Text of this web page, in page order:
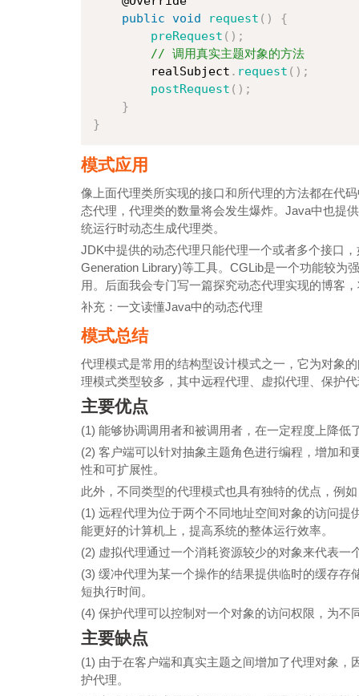
public void request ( )
{
preRequest ( ) ;
// 调用真实主题对象的方法
        realSubject
. request ( ) ;
postRequest ( ) ;
}
}
模式应用
像上面代理类所实现的接口和所代理的方法都在代
态代理，代理类的数量将会发生爆炸。Java中也提
统运行时动态生成代理类。
JDK中提供的动态代理只能代理一个或者多个接口
Generation Library)等工具。CGLib是一个功能较为
用。后面我会专门写一篇探究动态代理实现的博客
补充：一文读懂Java中的动态代理
模式总结
代理模式是常用的结构型设计模式之一，它为对象
理模式类型较多，其中远程代理、虚拟代理、保护
主要优点
(1) 能够协调调用者和被调用者，在一定程度上降低
(2) 客户端可以针对抽象主题角色进行编程，增加
性和可扩展性。
此外，不同类型的代理模式也具有独特的优点，例
(1) 远程代理为位于两个不同地址空间对象的访问
能更好的计算机上，提高系统的整体运行效率。
(2) 虚拟代理通过一个消耗资源较少的对象来代表
(3) 缓冲代理为某一个操作的结果提供临时的缓存
短执行时间。
(4) 保护代理可以控制对一个对象的访问权限，为不
主要缺点
(1) 由于在客户端和真实主题之间增加了代理对象
护代理。